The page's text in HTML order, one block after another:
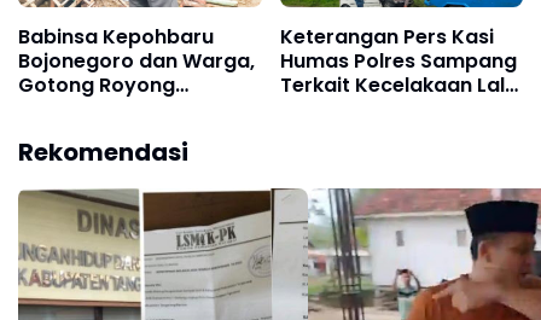
Babinsa Kepohbaru
Bojonegoro dan Warga,
Gotong Royong
Brangkal
Keterangan Pers Kasi
Humas Polres Sampang
Terkait Kecelakaan Lalu
Rekomendasi